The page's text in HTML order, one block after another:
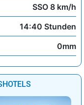
SSO 8 km/h
14:40 Stunden
0mm